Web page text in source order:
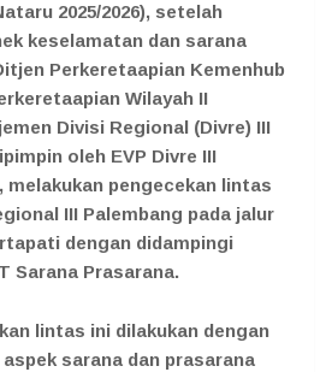
2025/2026), setelah
keselamatan dan sarana
Perkeretaapian Kemenhub
Wilayah II
Divisi Regional (Divre) III
oleh EVP Divre III
melakukan pengecekan lintas
III Palembang pada jalur
dengan didampingi
Sarana Prasarana.
lintas ini dilakukan dengan
sarana dan prasarana